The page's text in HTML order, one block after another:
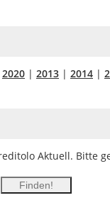
2020 | 2013 | 2014 |
Aktuell. Bitte